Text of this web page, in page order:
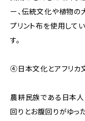
ー、伝統文化や植物の
プリント布を使用して
す。
④日本文化とアフリカ
農耕民族である日本人
回りとお腹回りがゆっ